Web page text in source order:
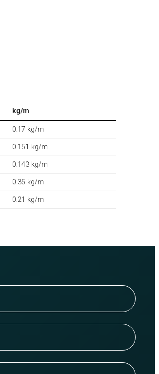
kg/m
0.17 kg/m
0.151 kg/m
0.143 kg/m
0.35 kg/m
0.21 kg/m